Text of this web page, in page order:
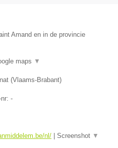
Amand en in de provincie
maps ▼
(Vlaams-Brabant)
nr: -
nl/ Screenshot ▼